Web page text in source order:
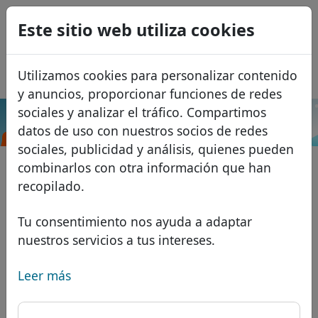
Este sitio web utiliza cookies
Utilizamos cookies para personalizar contenido
y anuncios, proporcionar funciones de redes
sociales y analizar el tráfico. Compartimos
datos de uso con nuestros socios de redes
sociales, publicidad y análisis, quienes pueden
combinarlos con otra información que han
recopilado.
Tu consentimiento nos ayuda a adaptar
nuestros servicios a tus intereses.
Leer más
Dominios
Base de datos de dominios
Dominios africanos
Dominios asiáticos
Dominios europeos
Dominios de Oriente Medio
Dominios norteamericanos
Lista de precios
Descuentos
Transferir
Buscar
Servicios
Protección de ID
Alojamiento DNS
WHOIS
USD
EUR
GBP
Français
Italiano
Português
Română
Eesti
.rs Buscar